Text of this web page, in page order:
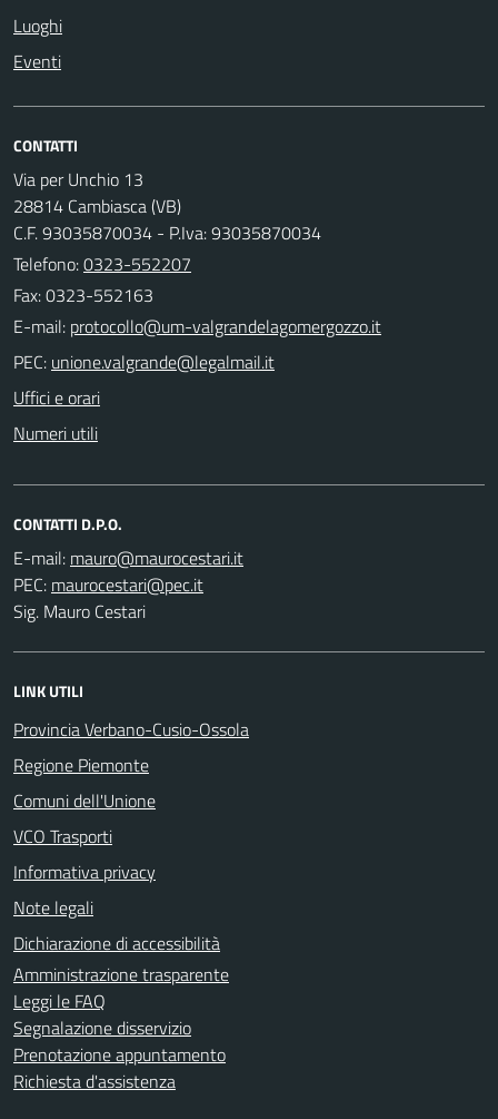
Luoghi
Eventi
CONTATTI
Via per Unchio 13
28814 Cambiasca (VB)
C.F. 93035870034 - P.Iva: 93035870034
Telefono:0323-552207
Fax: 0323-552163
E-mail:
PEC:
Uffici e orari
Numeri utili
CONTATTI D.P.O.
E-mail:
PEC:
Sig. Mauro Cestari
LINK UTILI
Provincia Verbano-Cusio-Ossola
Regione Piemonte
Comuni dell'Unione
VCO Trasporti
Informativa privacy
Note legali
Dichiarazione di accessibilità
Amministrazione trasparente
Leggi le FAQ
Segnalazione disservizio
Prenotazione appuntamento
Richiesta d'assistenza